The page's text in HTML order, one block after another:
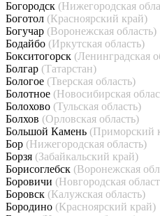
Богородск (Нижегородская
Боготол (Красноярский край)
Богучар (Воронежская область)
Бодайбо (Иркутская область)
Бокситогорск (Ленинградская
Болгар (Татарстан)
Бологое (Тверская область)
Болотное (Новосибирская
Болохово (Тульская область)
Болхов (Орловская область)
Большой Камень (Приморский
Бор (Нижегородская область)
Борзя (Забайкальский край)
Борисоглебск (Воронежская
Боровичи (Новгородская
Боровск (Калужская область)
Бородино (Красноярский край)